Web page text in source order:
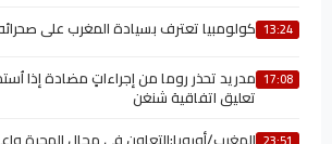
13:24 كولومبيا تعترف بسيادة المغرب على
17:08 مدريد تحذر روما من إجراءاتٍ مضادة إذا
تعليق اتفاقية شنغن